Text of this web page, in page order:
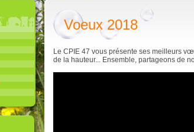
Voeux 2018
Le CPIE 47 vous présente ses meilleurs
de la hauteur... Ensemble, partageons de